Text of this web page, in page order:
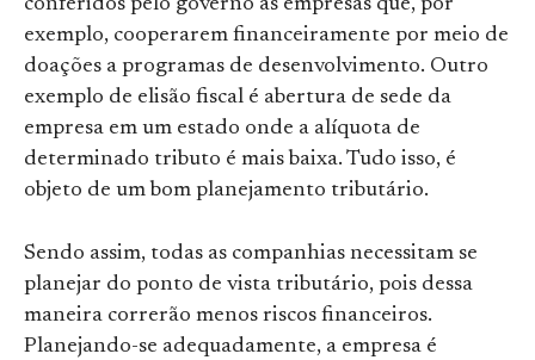
conferidos pelo governo às empresas que, por
exemplo, cooperarem financeiramente por meio de
doações a programas de desenvolvimento. Outro
exemplo de elisão fiscal é abertura de sede da
empresa em um estado onde a alíquota de
determinado tributo é mais baixa. Tudo isso, é
objeto de um bom planejamento tributário.
Sendo assim, todas as companhias necessitam se
planejar do ponto de vista tributário, pois dessa
maneira correrão menos riscos financeiros.
Planejando-se adequadamente, a empresa é